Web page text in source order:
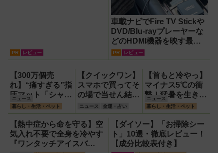
PR レビュー
車載ナビでFire TV Stickや
DVD/Blu-rayプレーヤーな
どのHDMI機器を映す最短
ルート。USB接続だけで
ス化できる新機軸アダプタ
ーを徹底解説【データシス
テム『USBKIT』】
PR レビュー
【300万個売
れ】“痛すぎる”指
圧マット「シャク
ティマット」の新
色を渋谷で体験で
きるイベント開
催！
ニュース
暮らし・生活・ペット
【クイックワン】
スマホで買ってそ
の場で当せん結果
がわかるネット専
用宝くじのしくみ
と買い方
ニュース 金運・占い
【首もと冷やっ】
マイナス5℃の衝
撃！猛暑を生き抜
く携帯氷のう「ゴ
リラの冷棒」
ニュース
暮らし・生活・ペット
【熱中症から命を守る】空
気入れ不要で全身を冷やす
『ワンタッチアイスバ
【ダイソー】「お掃除シー
ト」10選・徹底レビュー！
【成分比較表付き】